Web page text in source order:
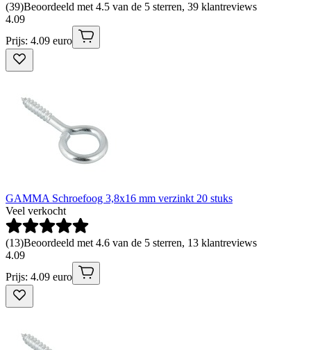
(39)Beoordeeld met 4.5 van de 5 sterren, 39 klantreviews
4.09
Prijs: 4.09 euro
GAMMA Schroefoog 3,8x16 mm verzinkt 20 stuks
Veel verkocht
(13)Beoordeeld met 4.6 van de 5 sterren, 13 klantreviews
4.09
Prijs: 4.09 euro